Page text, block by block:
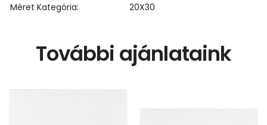
Méret Kategória
20X30
További ajánlataink